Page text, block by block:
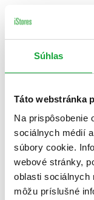
Súhlas
Táto webstránka
Na prispôsobenie
sociálnych médií
súbory cookie.
webové stránky,
oblasti sociálnych
môžu príslušné